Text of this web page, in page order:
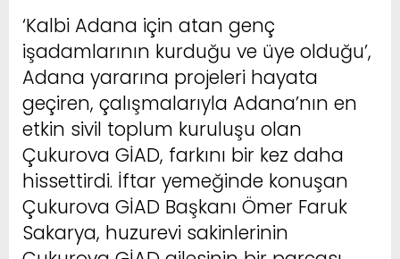
‘Kalbi Adana için atan genç
işadamlarının kurduğu ve üye olduğu’,
Adana yararına projeleri hayata
geçiren, çalışmalarıyla Adana’nın en
etkin sivil toplum kuruluşu olan
Çukurova GİAD, farkını bir kez daha
hissettirdi. İftar yemeğinde konuşan
Çukurova GİAD Başkanı Ömer Faruk
Sakarya, huzurevi sakinlerinin